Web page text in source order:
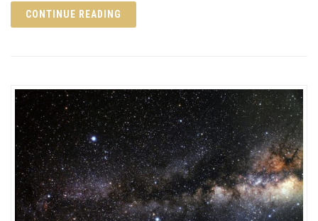
CONTINUE READING